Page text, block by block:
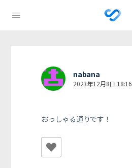
nabana
2023年12月8日 18:16
おっしゃる通りです！